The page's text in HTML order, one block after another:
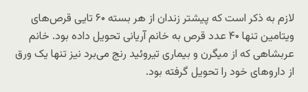
لازم به ذکر است که پیشتر زندان از هر بسته ۶۰ تایی قرص‌های
ویتامین تنها ۴۰ عدد قرص به خانم آریانی تحویل داده بود. خانم
عربشاهی که از میگرن و بیماری تیروئید رنج می‌برد نیز تنها یک ورق
از داروهای خود را تحویل گرفته بود.